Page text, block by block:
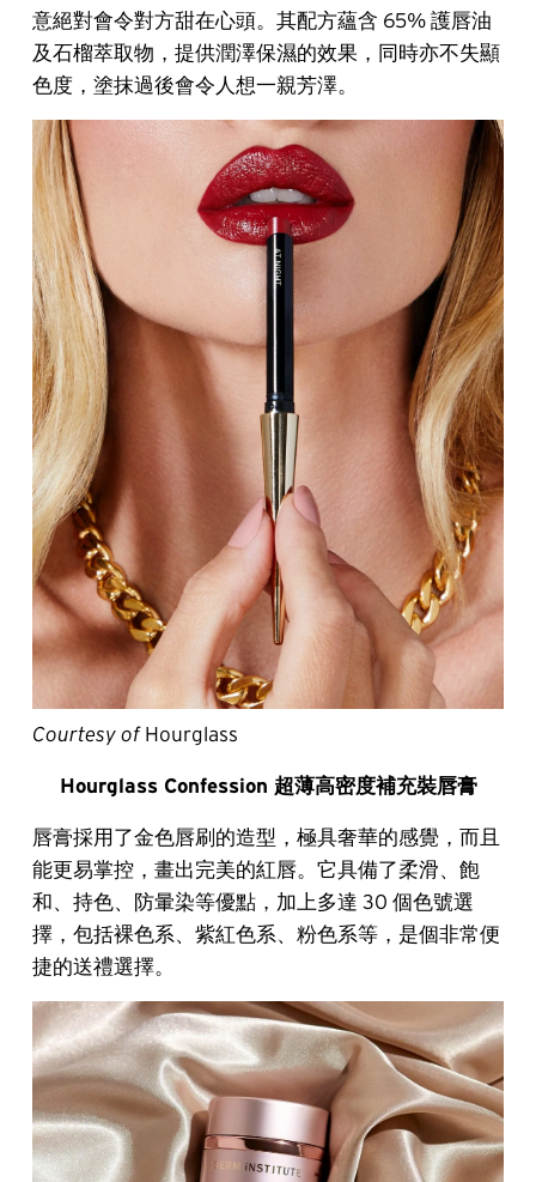
意絕對會令對方甜在心頭。其配方蘊含 65% 護唇油
及石榴萃取物，提供潤澤保濕的效果，同時亦不失顯
色度，塗抹過後會令人想一親芳澤。
Courtesy of Hourglass
Hourglass Confession 超薄高密度補充裝唇膏
唇膏採用了金色唇刷的造型，極具奢華的感覺，而且
能更易掌控，畫出完美的紅唇。它具備了柔滑、飽
和、持色、防暈染等優點，加上多達 30 個色號選
擇，包括裸色系、紫紅色系、粉色系等，是個非常便
捷的送禮選擇。